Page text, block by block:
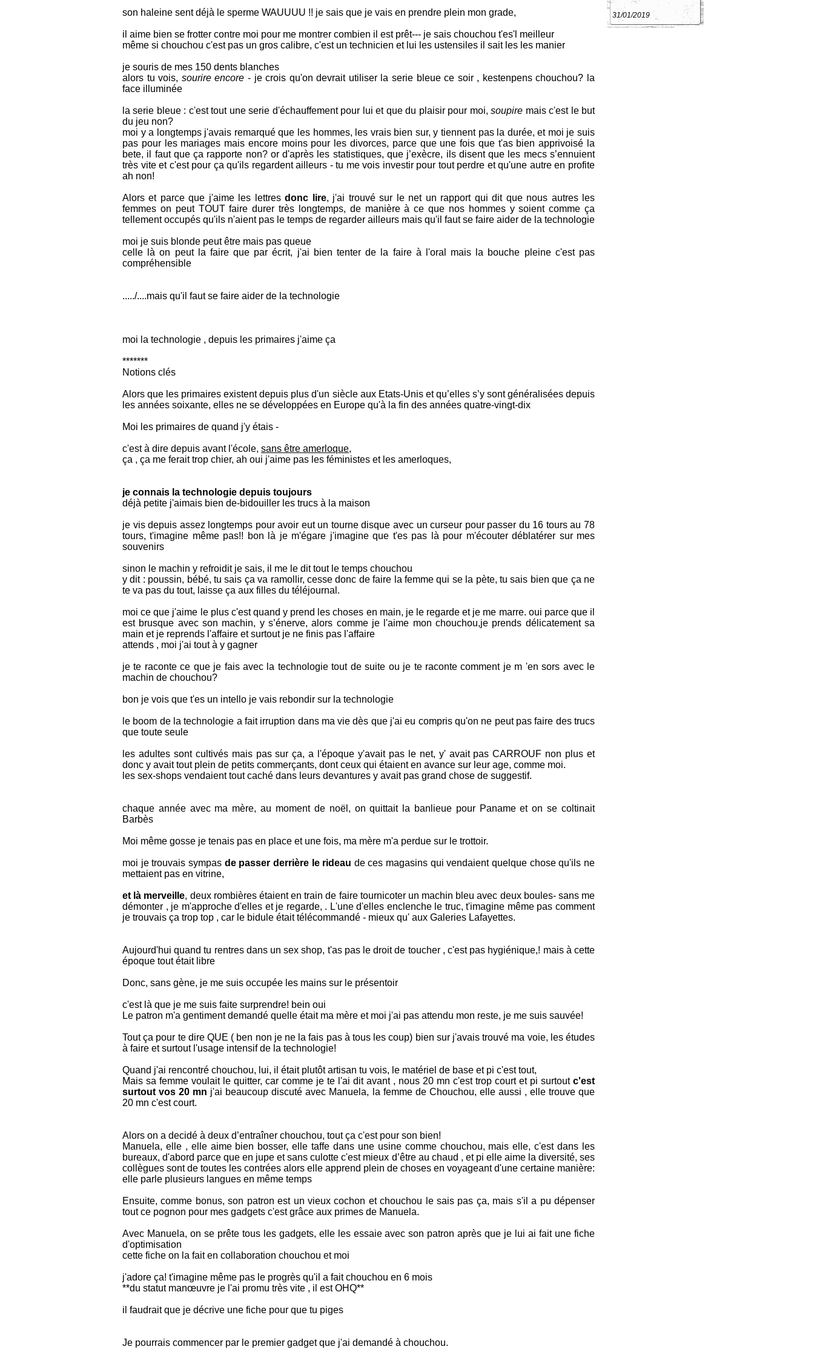
31/01/2019
son haleine sent déjà le sperme WAUUUU !! je sais que je vais en prendre plein mon grade,
il aime bien se frotter contre moi pour me montrer combien il est prêt--- je sais chouchou t'es'l meilleur
même si chouchou c'est pas un gros calibre, c'est un technicien et lui les ustensiles il sait les les manier
je souris de mes 150 dents blanches
alors tu vois, sourire encore - je crois qu'on devrait utiliser la serie bleue ce soir , kestenpens chouchou? la
face illuminée
la serie bleue : c'est tout une serie d'échauffement pour lui et que du plaisir pour moi,soupire mais c'est le but
du jeu non?
moi y a longtemps j'avais remarqué que les hommes, les vrais bien sur, y tiennent pas la durée, et moi je suis
pas pour les mariages mais encore moins pour les divorces, parce que une fois que t'as bien apprivoisé la
bete, il faut que ça rapporte non? or d'après les statistiques, que j’exècre, ils disent que les mecs s’ennuient
très vite et c'est pour ça qu'ils regardent ailleurs - tu me vois investir pour tout perdre et qu'une autre en profite
ah non!
Alors et parce que j'aime les lettresdonc lire, j'ai trouvé sur le net un rapport qui dit que nous autres les
femmes on peut TOUT faire durer très longtemps, de manière à ce que nos hommes y soient comme ça
tellement occupés qu'ils n'aient pas le temps de regarder ailleurs mais qu'il faut se faire aider de la technologie
moi je suis blonde peut être mais pas queue
celle là on peut la faire que par écrit, j'ai bien tenter de la faire à l'oral mais la bouche pleine c'est pas
compréhensible
...../....mais qu'il faut se faire aider de la technologie
moi la technologie , depuis les primaires j'aime ça
*******
Notions clés
Alors que les primaires existent depuis plus d'un siècle aux Etats-Unis et qu’elles s’y sont généralisées depuis
les années soixante, elles ne se développées en Europe qu'à la fin des années quatre-vingt-dix
Moi les primaires de quand j'y étais -
c'est à dire depuis avant l'école, sans être amerloque,
ça , ça me ferait trop chier, ah oui j'aime pas les féministes et les amerloques,
je connais la technologie depuis toujours
déjà petite j'aimais bien de-bidouiller les trucs à la maison
je vis depuis assez longtemps pour avoir eut un tourne disque avec un curseur pour passer du 16 tours au 78
tours, t'imagine même pas!! bon là je m'égare j'imagine que t'es pas là pour m'écouter déblatérer sur mes
souvenirs
sinon le machin y refroidit je sais, il me le dit tout le temps chouchou
y dit : poussin, bébé, tu sais ça va ramollir, cesse donc de faire la femme qui se la pète, tu sais bien que ça ne
te va pas du tout, laisse ça aux filles du téléjournal.
moi ce que j'aime le plus c'est quand y prend les choses en main, je le regarde et je me marre. oui parce que il
est brusque avec son machin, y s’énerve, alors comme je l'aime mon chouchou,je prends délicatement sa
main et je reprends l'affaire et surtout je ne finis pas l'affaire
attends , moi j'ai tout à y gagner
je te raconte ce que je fais avec la technologie tout de suite ou je te raconte comment je m 'en sors avec le
machin de chouchou?
bon je vois que t'es un intello je vais rebondir sur la technologie
le boom de la technologie a fait irruption dans ma vie dès que j'ai eu compris qu'on ne peut pas faire des trucs
que toute seule
les adultes sont cultivés mais pas sur ça, a l'époque y'avait pas le net, y' avait pas CARROUF non plus et
donc y avait tout plein de petits commerçants, dont ceux qui étaient en avance sur leur age, comme moi.
les sex-shops vendaient tout caché dans leurs devantures y avait pas grand chose de suggestif.
chaque année avec ma mère, au moment de noël, on quittait la banlieue pour Paname et on se coltinait
Barbès
Moi même gosse je tenais pas en place et une fois, ma mère m'a perdue sur le trottoir.
moi je trouvais sympas de passer derrière le rideau de ces magasins qui vendaient quelque chose qu'ils ne
mettaient pas en vitrine,
et là merveille, deux rombières étaient en train de faire tournicoter un machin bleu avec deux boules- sans me
démonter , je m'approche d'elles et je regarde, . L'une d'elles enclenche le truc, t'imagine même pas comment
je trouvais ça trop top , car le bidule était télécommandé - mieux qu' aux Galeries Lafayettes.
Aujourd'hui quand tu rentres dans un sex shop, t'as pas le droit de toucher , c'est pas hygiénique,! mais à cette
époque tout était libre
Donc, sans gène, je me suis occupée les mains sur le présentoir
c'est là que je me suis faite surprendre! bein oui
Le patron m'a gentiment demandé quelle était ma mère et moi j'ai pas attendu mon reste, je me suis sauvée!
Tout ça pour te dire QUE ( ben non je ne la fais pas à tous les coup) bien sur j'avais trouvé ma voie, les études
à faire et surtout l'usage intensif de la technologie!
Quand j'ai rencontré chouchou, lui, il était plutôt artisan tu vois, le matériel de base et pi c'est tout,
Mais sa femme voulait le quitter, car comme je te l'ai dit avant , nous 20 mn c'est trop court et pi surtout c'est
surtout vos 20 mn j'ai beaucoup discuté avec Manuela, la femme de Chouchou, elle aussi , elle trouve que
20 mn c'est court.
Alors on a decidé à deux d’entraîner chouchou, tout ça c'est pour son bien!
Manuela, elle , elle aime bien bosser, elle taffe dans une usine comme chouchou, mais elle, c'est dans les
bureaux, d'abord parce que en jupe et sans culotte c'est mieux d’être au chaud , et pi elle aime la diversité, ses
collègues sont de toutes les contrées alors elle apprend plein de choses en voyageant d'une certaine manière:
elle parle plusieurs langues en même temps
Ensuite, comme bonus, son patron est un vieux cochon et chouchou le sais pas ça, mais s'il a pu dépenser
tout ce pognon pour mes gadgets c'est grâce aux primes de Manuela.
Avec Manuela, on se prête tous les gadgets, elle les essaie avec son patron après que je lui ai fait une fiche
d'optimisation
cette fiche on la fait en collaboration chouchou et moi
j'adore ça! t'imagine même pas le progrès qu'il a fait chouchou en 6 mois
**du statut manœuvre je l'ai promu très vite , il est OHQ**
il faudrait que je décrive une fiche pour que tu piges
Je pourrais commencer par le premier gadget que j'ai demandé à chouchou.